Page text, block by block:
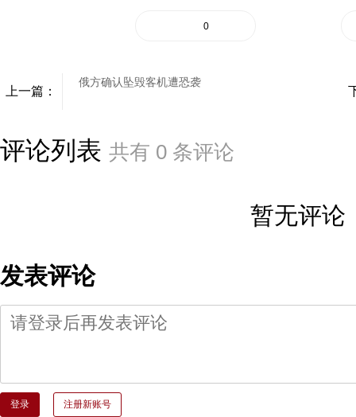
0
上一篇：
俄方确认坠毁客机遭恐袭
评论列表 共有 0 条评论
暂无评论
发表评论
登录 注册新账号